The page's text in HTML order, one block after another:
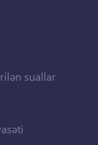
suallar